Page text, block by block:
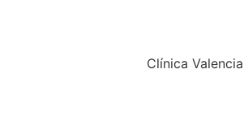
Clínica Valencia